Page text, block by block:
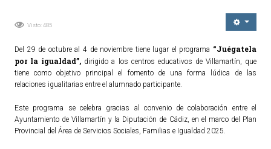
Servicios Municipales
Accesibilidad
SERVICIOS
Educación
Visto: 485
Del 29 de octubre al 4 de noviembre tiene lugar el programa “Juégatela
por la igualdad”, dirigido a los centros educativos de Villamartín, que
tiene como objetivo principal el fomento de una forma lúdica de las
relaciones igualitarias entre el alumnado participante.
Este programa se celebra gracias al convenio de colaboración entre el
Ayuntamiento de Villamartín y la Diputación de Cádiz, en el marco del Plan
Provincial del Área de Servicios Sociales, Familias e Igualdad 2025.